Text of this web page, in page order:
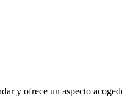
y ofrece un aspecto